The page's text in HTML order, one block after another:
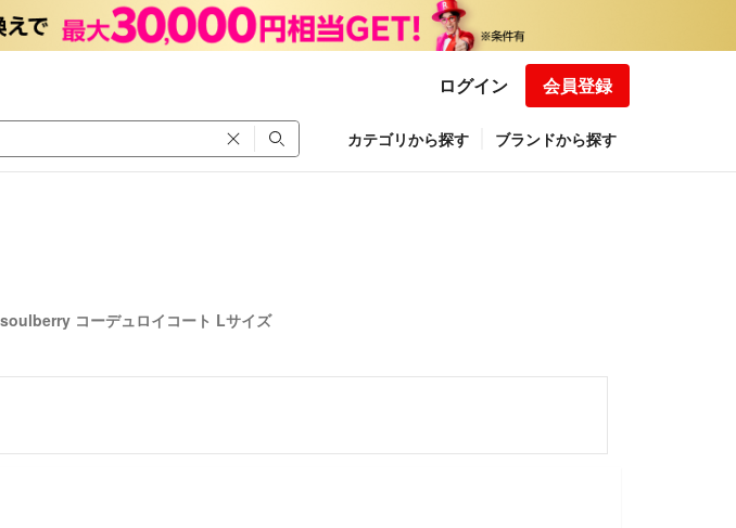
ログイン 会員登録
カテゴリから探す ブランドから探す
soulberry コーデュロイコート Lサイズ